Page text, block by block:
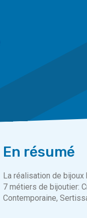
En résumé
La réalisation de
7 métiers de bijoutier:
Contemporaine,